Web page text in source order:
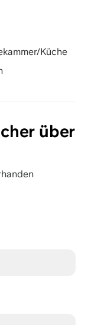
Küche
über